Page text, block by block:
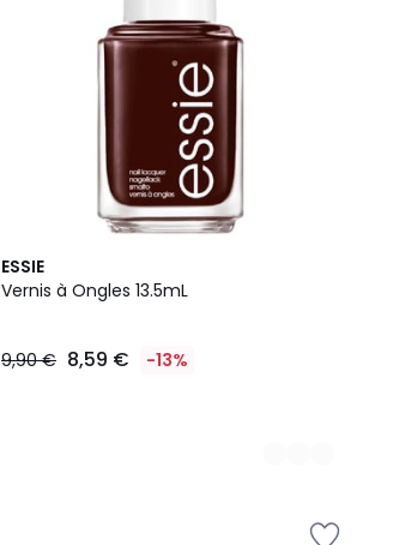
ESSIE
Vernis à Ongles 13.5mL
9,90 € 8,59 € -13%
4
Couleurs